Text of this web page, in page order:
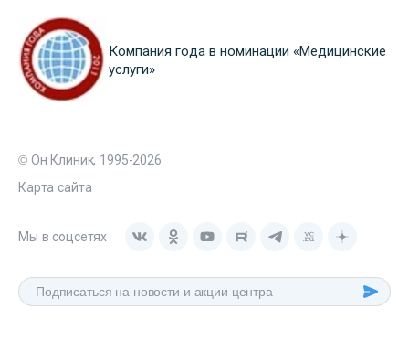
Компания года в номинации «Медицинские
услуги»
© Он Клиник, 1995-2026
Карта сайта
Мы в соцсетях